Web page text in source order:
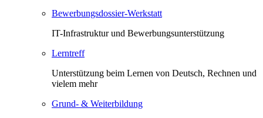
Bewerbungsdossier-Werkstatt
IT-Infrastruktur und Bewerbungsunterstützung
Lerntreff
Unterstützung beim Lernen von Deutsch, Rechnen und
vielem mehr
Grund- & Weiterbildung